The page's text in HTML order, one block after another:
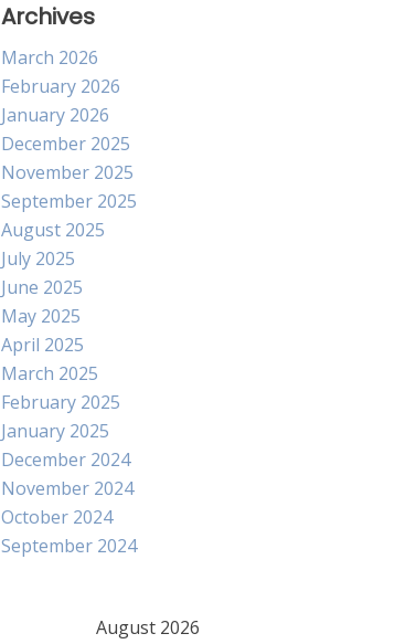
Archives
March 2026
February 2026
January 2026
December 2025
November 2025
September 2025
August 2025
July 2025
June 2025
May 2025
April 2025
March 2025
February 2025
January 2025
December 2024
November 2024
October 2024
September 2024
August 2026